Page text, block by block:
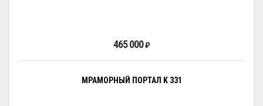
465 000₽
МРАМОРНЫЙ ПОРТАЛ K 331